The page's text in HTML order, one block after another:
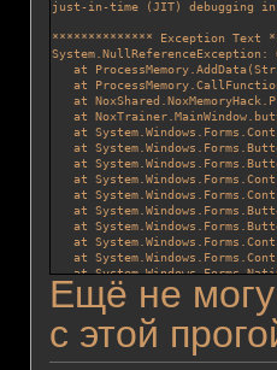
just-in-time (JIT) debugging
************** Exception Text
at
at
at
at
at
at
at
at
at
at
at
at
at
at
************** Loaded
mscorlib
Assembly Version: 2.0.0.0
Win32 Version:
Ещё не
с этой